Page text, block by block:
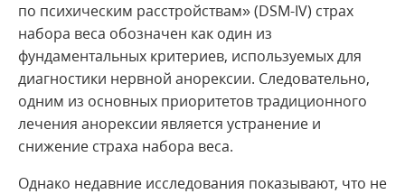
по психическим расстройствам» (DSM-IV) страх
набора веса обозначен как один из
фундаментальных критериев, используемых для
диагностики нервной анорексии. Следовательно,
одним из основных приоритетов традиционного
лечения анорексии является устранение и
снижение страха набора веса.
Однако недавние исследования показывают, что не